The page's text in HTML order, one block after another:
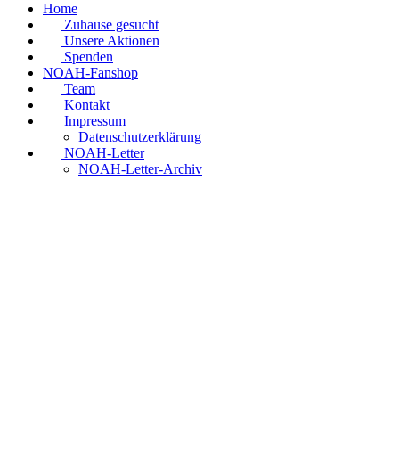
Home
Zuhause gesucht
Unsere Aktionen
Spenden
NOAH-Fanshop
Team
Kontakt
Impressum
Datenschutzerklärung
NOAH-Letter
NOAH-Letter-Archiv